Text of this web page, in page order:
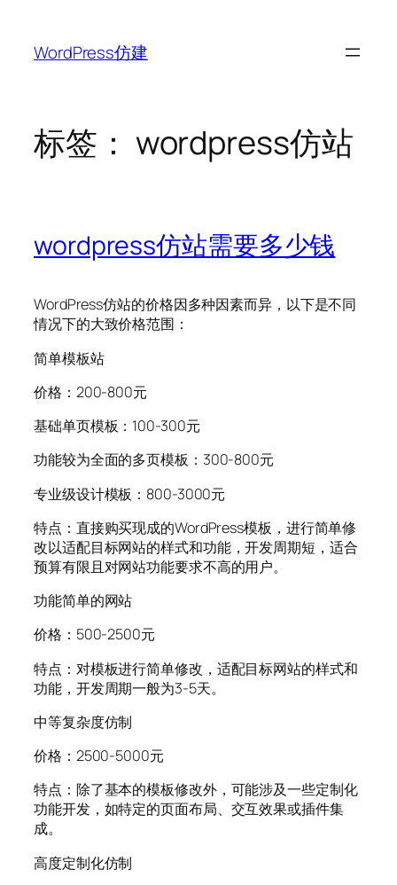
WordPress仿建
标签： wordpress仿站
wordpress仿站需要多少钱
WordPress仿站的价格因多种因素而异，以下是不同
情况下的大致价格范围：
简单模板站
价格：200-800元
基础单页模板：100-300元
功能较为全面的多页模板：300-800元
专业级设计模板：800-3000元
特点：直接购买现成的WordPress模板，进行简单修
改以适配目标网站的样式和功能，开发周期短，适合
预算有限且对网站功能要求不高的用户。
功能简单的网站
价格：500-2500元
特点：对模板进行简单修改，适配目标网站的样式和
功能，开发周期一般为3-5天。
中等复杂度仿制
价格：2500-5000元
特点：除了基本的模板修改外，可能涉及一些定制化
功能开发，如特定的页面布局、交互效果或插件集
成。
高度定制化仿制